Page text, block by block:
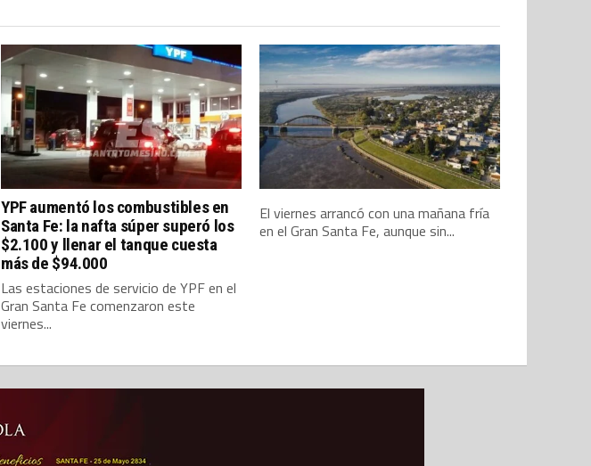
YPF aumentó los combustibles en
Santa Fe: la nafta súper superó los
$2.100 y llenar el tanque cuesta
más de $94.000
Las estaciones de servicio de YPF en el
Gran Santa Fe comenzaron este
viernes...
El viernes arrancó con una mañana fría
en el Gran Santa Fe, aunque sin...